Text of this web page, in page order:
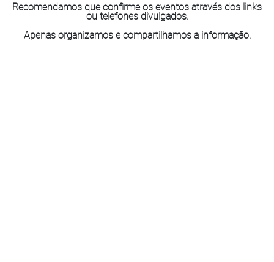
Recomendamos que confirme os eventos através dos links
ou telefones divulgados.
Apenas organizamos e compartilhamos a informação.